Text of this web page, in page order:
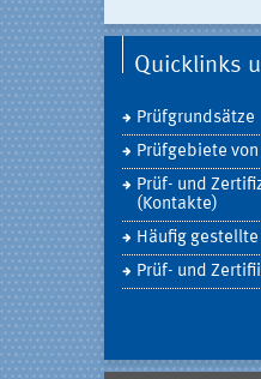
Quicklinks
Prüfgrundsätze
Prüfgebiete von
Prüf- und
(Kontakte)
Häufig gestellte
Prüf- und